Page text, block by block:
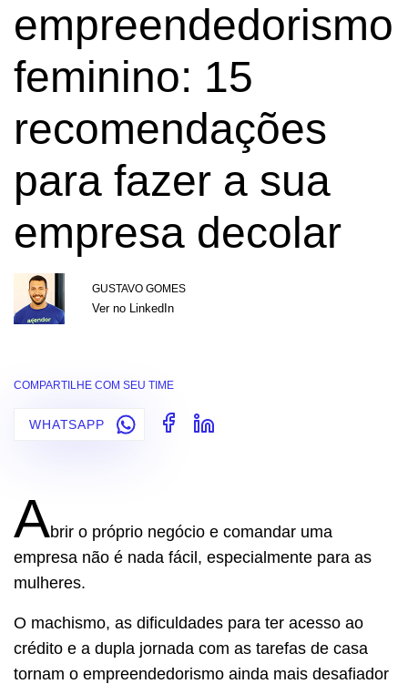
empreendedorismo
feminino: 15
recomendações
para fazer a sua
empresa decolar
GUSTAVO GOMES
Ver no LinkedIn
COMPARTILHE COM SEU TIME
WHATSAPP
Abrir o próprio negócio e comandar uma
empresa não é nada fácil, especialmente para as
mulheres.
O machismo, as dificuldades para ter acesso ao
crédito e a dupla jornada com as tarefas de casa
tornam o empreendedorismo ainda mais desafiador